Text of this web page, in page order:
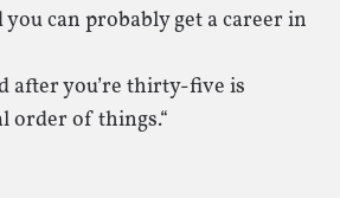
can probably get a career in
after you’re thirty-five is
order of things.“